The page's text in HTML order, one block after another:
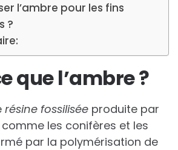
l’ambre pour les fins
?
que l’ambre ?
résine fossilisée produite par
les conifères et les
par la polymérisation de